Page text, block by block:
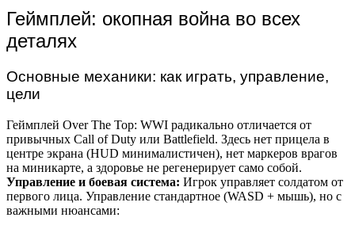
Геймплей: окопная война во всех
деталях
Основные механики: как играть, управление,
цели
Геймплей Over The Top: WWI радикально отличается от
привычных Call of Duty или Battlefield. Здесь нет прицела в
центре экрана (HUD минималистичен), нет маркеров врагов
на миникарте, а здоровье не регенерирует само собой.
Управление и боевая система: Игрок управляет солдатом от
первого лица. Управление стандартное (WASD + мышь), но с
важными нюансами: